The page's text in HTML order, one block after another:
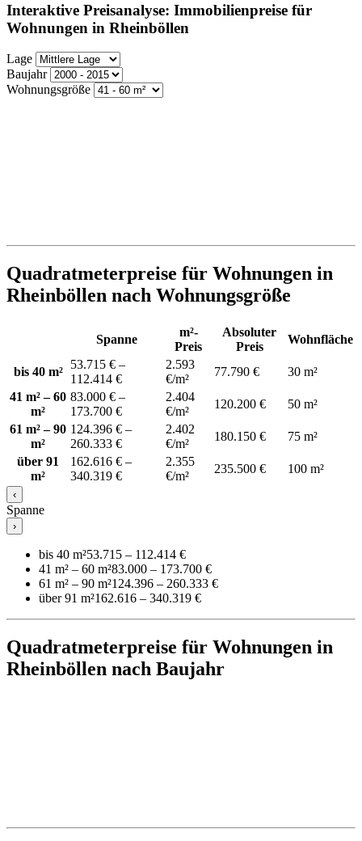
Interaktive Preisanalyse: Immobilienpreise für
Wohnungen in Rheinböllen
Lage
Baujahr
Wohnungsgröße
Quadratmeterpreise für Wohnungen in
Rheinböllen nach Wohnungsgröße
Spanne
m²-
Preis
Absoluter
Preis
Wohnfläche
bis 40 m²
53.715 € –
112.414 €
2.593
€/m²
77.790 €
30 m²
41 m² – 60
m²
83.000 € –
173.700 €
2.404
€/m²
120.200 €
50 m²
61 m² – 90
m²
124.396 € –
260.333 €
2.402
€/m²
180.150 €
75 m²
über 91
m²
162.616 € –
340.319 €
2.355
€/m²
235.500 € 100 m²
‹
Spanne
›
bis 40 m²53.715 – 112.414 €
41 m² – 60 m²83.000 – 173.700 €
61 m² – 90 m²124.396 – 260.333 €
über 91 m²162.616 – 340.319 €
Quadratmeterpreise für Wohnungen in
Rheinböllen nach Baujahr